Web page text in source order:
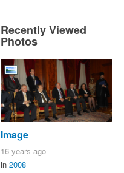
Recently Viewed
Photos
Image
16 years ago
in 2008